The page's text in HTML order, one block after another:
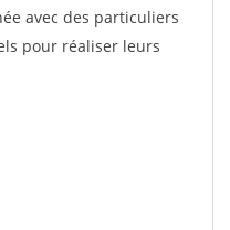
avec des particuliers
pour réaliser leurs